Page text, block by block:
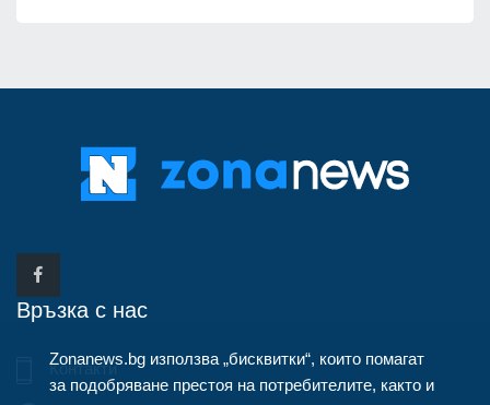
Връзка с нас
Контакти
Zonanews.bg използва „бисквитки“, които помагат
за подобряване престоя на потребителите, както и